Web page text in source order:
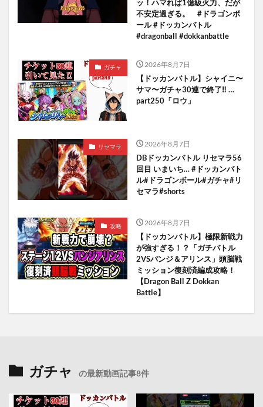
ッ！ハマれば1億級火力、だが
不安定過ぎる。 #ドラゴンボ
ール #ドッカンバトル
#dragonball #dokkanbattle
ガチャ 2026年8月7日
【ドッカンバトル】シャイニ〜
サマ〜ガチャ30連で終了‼︎ …
part250「ロウ」
リセマラ 2026年8月7日
DBドッカンバトル リセマラ56
回目 いまいち… #ドッカンバト
ル#ドラゴンボール#ガチャ#リ
セマラ#shorts
攻略 2026年8月7日
【ドッカンバトル】極限新戦力
が強すぎる！？「ガチバトル
2VSパンジ＆アリンス」頭脳戦
ミッション復刻済編成攻略！
【Dragon Ball Z Dokkan
Battle】
ガチャ の最新動画記事8件